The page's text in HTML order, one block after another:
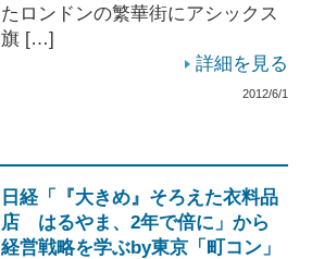
たロンドンの繁華街にアシックス
旗 […]
詳細を見る
2012/6/1
日経「『大きめ』そろえた衣料品
店 はるやま、2年で倍に」から
経営戦略を学ぶby東京「町コン」